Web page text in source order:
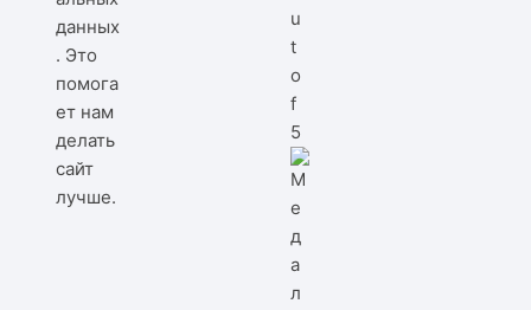
данных
. Это
помога
ет нам
делать
сайт
лучше.
u
t
o
f
5